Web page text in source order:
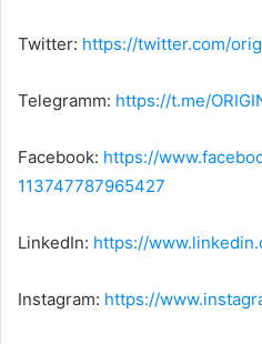
Twitter: https://twitter.com/
Telegramm: https://t.me/
Facebook: https://
113747787965427
LinkedIn: https://
Instagram: https://